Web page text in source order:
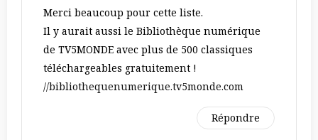
Merci beaucoup pour cette liste.
Il y aurait aussi le Bibliothèque numérique
de TV5MONDE avec plus de 500 classiques
téléchargeables gratuitement !
//bibliothequenumerique.tv5monde.com
Répondre